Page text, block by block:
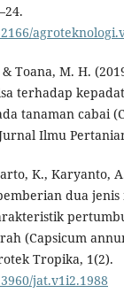
Toana, M. H.
terhadap
tanaman cabai
Ilmu
K., Karyanto,
dua
(Capsicum
Tropika, 1(2).
jat.v1i2.1988